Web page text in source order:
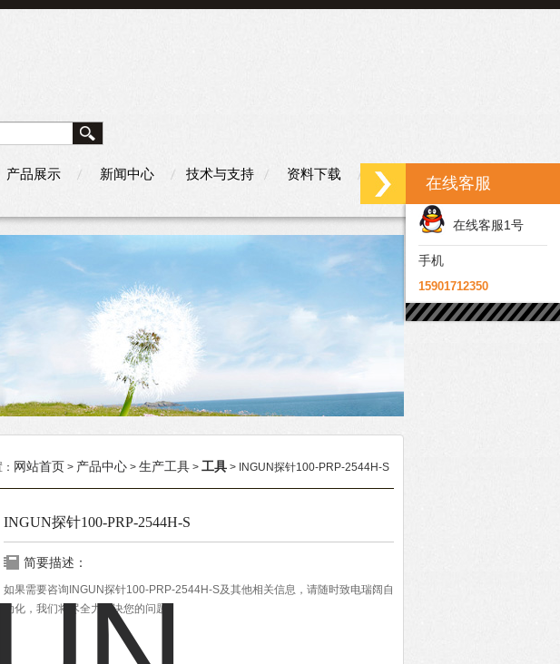
产品展示 新闻中心 技术与支持 资料下载 联系我们
网站首页 > 产品中心 > 生产工具 > 工具 > INGUN探针100-PRP-2544H-S
INGUN探针100-PRP-2544H-S
简要描述：
如果需要咨询INGUN探针100-PRP-2544H-S及其他相关信息，请随时致电瑞阔自
动化，我们将尽全力解决您的问题。
在线客服
在线客服1号
手机
15901712350